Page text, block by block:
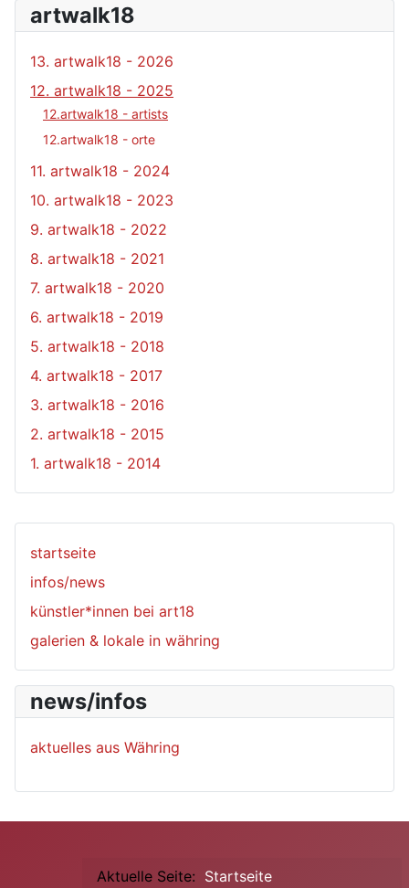
startseite
infos/news
künstler*innen bei art18
galerien & lokale in währing
news/infos
aktuelles aus Währing
artwalk18
13. artwalk18 - 2026
12. artwalk18 - 2025
12.artwalk18 - artists
12.artwalk18 - orte
11. artwalk18 - 2024
10. artwalk18 - 2023
9. artwalk18 - 2022
8. artwalk18 - 2021
7. artwalk18 - 2020
6. artwalk18 - 2019
5. artwalk18 - 2018
4. artwalk18 - 2017
3. artwalk18 - 2016
2. artwalk18 - 2015
1. artwalk18 - 2014
Aktuelle Seite: Startseite